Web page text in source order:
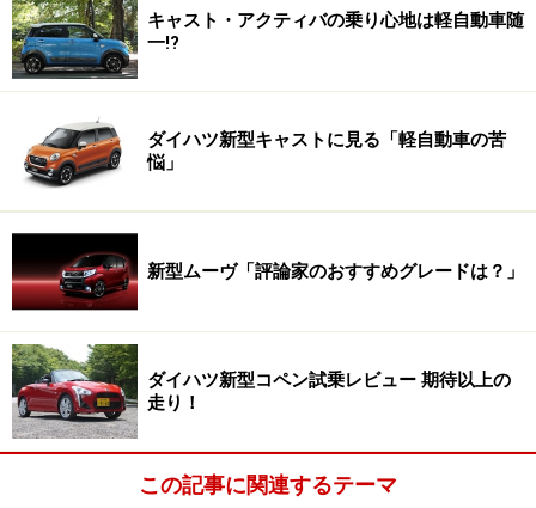
ハスラーというヒット車を生み出したスズキと軽自動車
シェアナンバー1の座を争うダイハツは、ここ数年は、
ホンダや日産と三菱連合の追い上げもあり、売れ筋モデ
ルを多く用意しておくのは欠かせないピースなのかもし
れない。
ハスラーはそのスタイリングと、ワゴンR譲りの使い勝
手や燃費が支持され、必ずしもアウトドアニーズだけで
後者の方が多そう）。
ウェイクはハスラーよりも広さや実用性にさらに特化し
たモデルで、両者はガチンコではないものの、男女を問
わず乗れそうな雰囲気と、楽しそうなカーライフが過ご
キャスト・アクティバの乗り心地は軽自動車随
一!?
ダイハツ新型キャストに見る「軽自動車の苦
悩」
新型ムーヴ「評論家のおすすめグレードは？」
ダイハツ新型コペン試乗レビュー 期待以上の
走り！
この記事に関連するテーマ